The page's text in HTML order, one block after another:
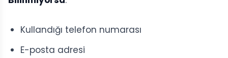
Kullandığı telefon numarası
E-posta adresi